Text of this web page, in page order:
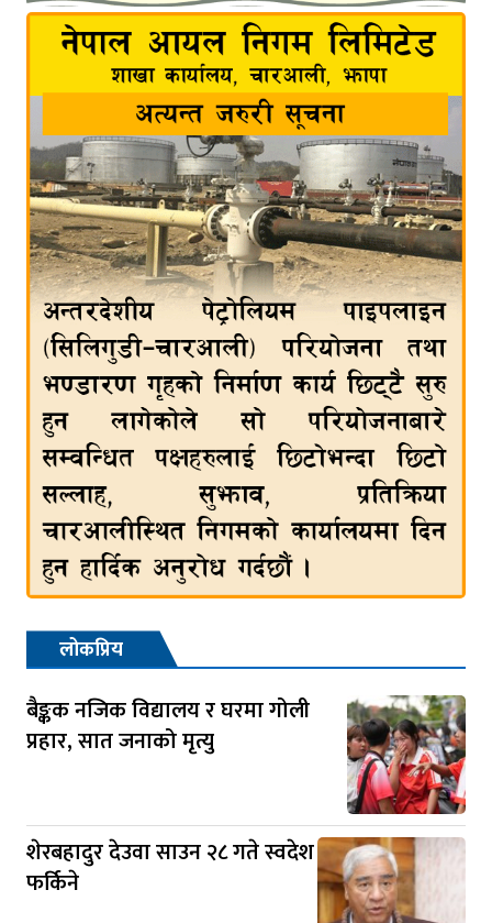
लोकप्रिय
बैङ्कक नजिक विद्यालय र घरमा गोली
प्रहार, सात जनाको मृत्यु
शेरबहादुर देउवा साउन २८ गते स्वदेश
फर्किने